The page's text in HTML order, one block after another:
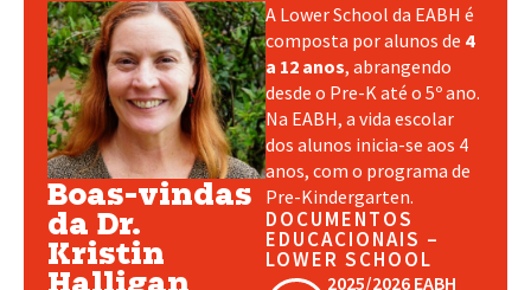
Boas-vindas
da Dr.
Kristin
A Lower School da EABH é
composta por alunos de 4
a 12 anos, abrangendo
desde o Pre-K até o 5º ano.
Na EABH, a vida escolar
dos alunos inicia-se aos 4
anos, com o programa de
Pre-Kindergarten.
DOCUMENTOS
EDUCACIONAIS –
LOWER SCHOOL
2025/2026 EABH